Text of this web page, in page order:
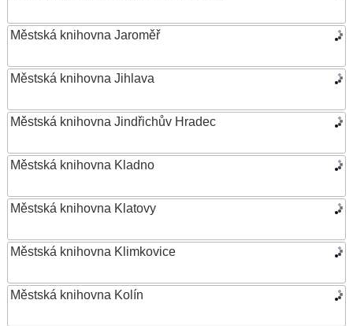
Městská knihovna Jaroměř
Městská knihovna Jihlava
Městská knihovna Jindřichův Hradec
Městská knihovna Kladno
Městská knihovna Klatovy
Městská knihovna Klimkovice
Městská knihovna Kolín